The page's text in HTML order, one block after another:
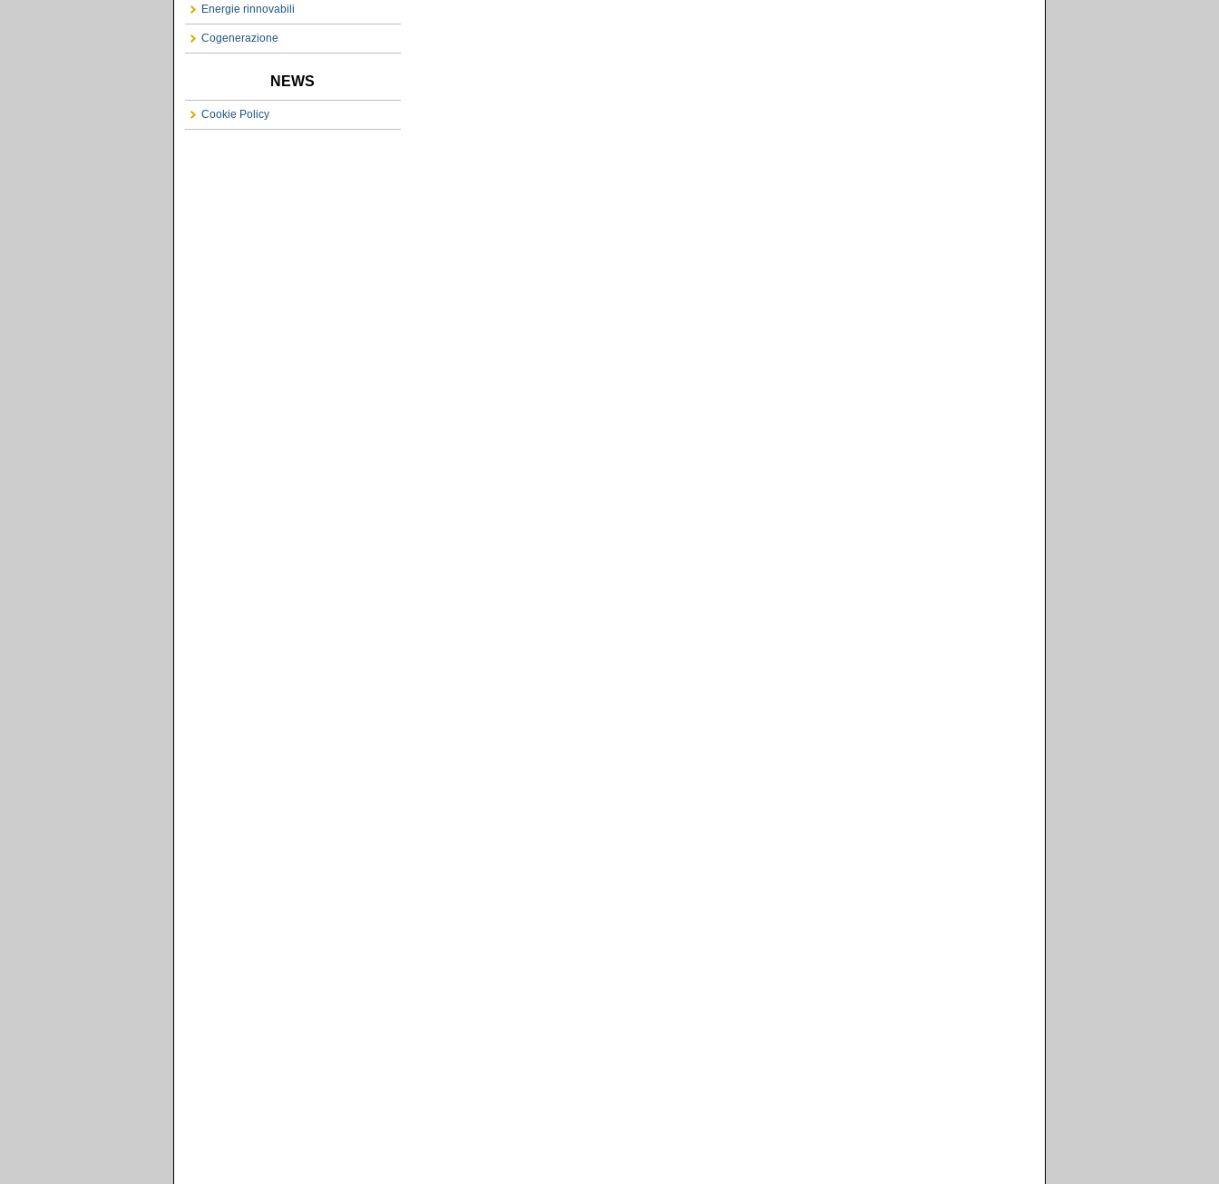
Energie rinnovabili
Cogenerazione
NEWS
Cookie Policy